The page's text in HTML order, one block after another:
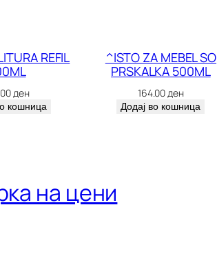
REFIL
ден
кошница
^ISTO ZA MEBEL SO
PRSKALKA 500ML
164.00 ден
Додај во кошница
на цени